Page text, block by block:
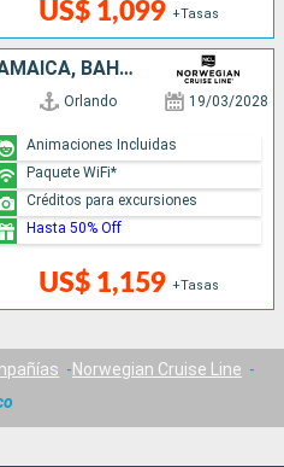
US$ 1,099 +Tasas
MÉXICO, ISLAS CAIMÁN, JAMAICA, BAHAMAS, ESTADOS UNIDOS
Orlando 19/03/2028
US$ 1,159 +Tasas
Animaciones Incluidas
Paquete WiFi*
Créditos para excursiones
Hasta 50% Off
Norwegian Cruise Line